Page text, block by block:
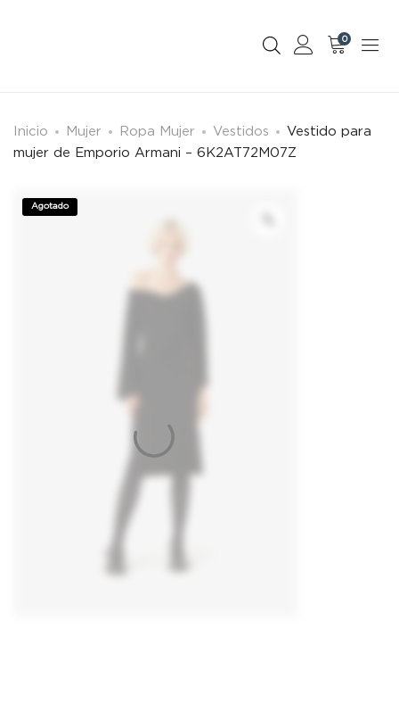
0
Inicio Mujer Ropa Mujer Vestidos
Vestido para
mujer de Emporio Armani – 6K2AT72M07Z
Agotado